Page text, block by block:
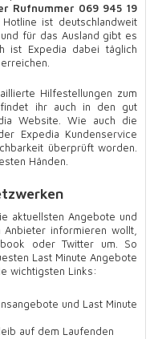
Rufnummer 069 945 19
ist deutschlandweit
für das Ausland gibt es
ist Expedia dabei täglich
Hilfestellungen zum
findet ihr auch in den gut
Website. Wie auch die
Expedia Kundenservice
überprüft worden.
Händen.
aktuellsten Angebote und
informieren wollt,
oder Twitter um. So
Last Minute Angebote
wichtigsten Links:
und Last Minute
auf dem Laufenden